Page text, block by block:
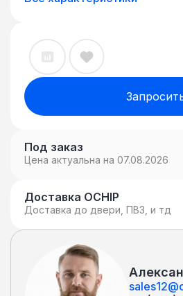
Под заказ
Цена актуальна на 07.08.2026
Доставка OCHIP
Доставка до двери, ПВЗ, и тд